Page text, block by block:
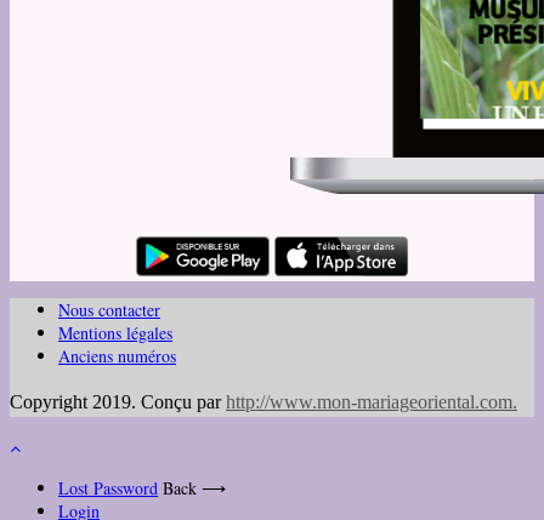
Nous contacter
Mentions légales
Anciens numéros
Copyright 2019. Conçu parhttp://www.mon-mariageoriental.com.
Lost Password Back ⟶
Login